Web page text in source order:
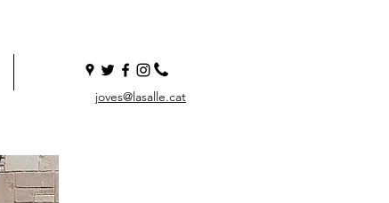
joves@lasalle.cat